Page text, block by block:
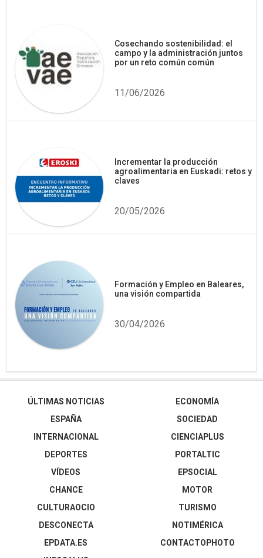
Cosechando sostenibilidad: el
campo y la administración juntos
por un reto común común
11/06/2026
Incrementar la producción
agroalimentaria en Euskadi: retos y
claves
20/05/2026
Formación y Empleo en Baleares,
una visión compartida
30/04/2026
ÚLTIMAS NOTICIAS
ESPAÑA
INTERNACIONAL
DEPORTES
VÍDEOS
ECONOMÍA
SOCIEDAD
CIENCIAPLUS
PORTALTIC
EPSOCIAL
CHANCE
CULTURAOCIO
DESCONECTA
EPDATA.ES
MOTOR
TURISMO
NOTIMÉRICA
CONTACTOPHOTO